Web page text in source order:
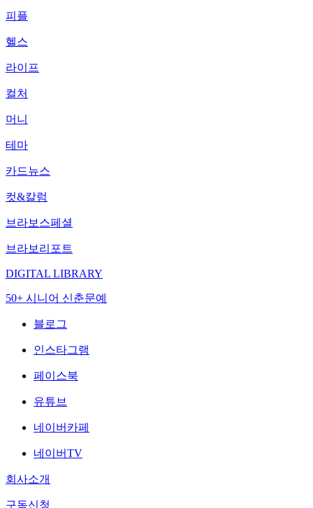
피플
헬스
라이프
컬처
머니
테마
카드뉴스
컷&칼럼
브라보스페셜
브라보리포트
DIGITAL LIBRARY
50+ 시니어 신춘문예
블로그
인스타그램
페이스북
유튜브
네이버카페
네이버TV
회사소개
구독신청